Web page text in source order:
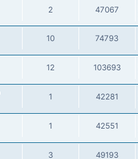
2 47067
10 74793
12 103693
1 42281
1 42551
3 49193